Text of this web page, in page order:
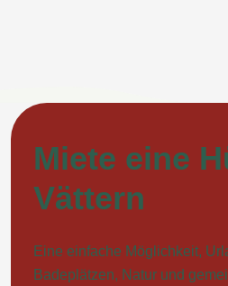
Miete eine
Vättern
Eine einfache Möglichkeit,
Badeplätzen, Natur und